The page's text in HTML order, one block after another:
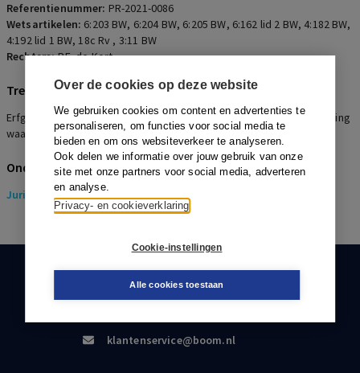
Over de cookies op deze website
We gebruiken cookies om content en advertenties te
personaliseren, om functies voor social media te
bieden en om ons websiteverkeer te analyseren.
Ook delen we informatie over jouw gebruik van onze
site met onze partners voor social media, adverteren
en analyse.
Privacy- en cookieverklaring
Cookie-instellingen
Alle cookies toestaan
Referentienummer: PR-2021-0086
Wetsartikelen: 6:203 BW, 6:204 BW, 6:205 BW, 6:162 lid 2 BW, 4:182 BW,
4:192 lid 1 BW,18c Rv , 3:11 BW
Rechters:P.E. de Kort
Trefwoorden
Erfgenamen, Aansprakelijkheid, Onverschuldigde betaling, Schending
waarheidsplicht, Onrechtmatige daad
Onderwerpen
Juridisch> Pensioenrecht
KLANTENSERVICE
klantenservice@boom.nl